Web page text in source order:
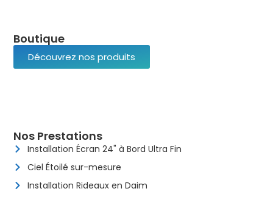
Boutique
Découvrez nos produits
Nos Prestations
Installation Écran 24" à Bord Ultra Fin
Ciel Étoilé sur-mesure
Installation Rideaux en Daim